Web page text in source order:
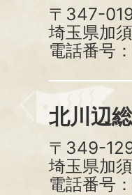
〒347-
埼玉県加
電話番号
北川辺
〒349-
埼玉県加
電話番号